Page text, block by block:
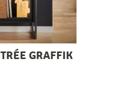
GRAFFIK